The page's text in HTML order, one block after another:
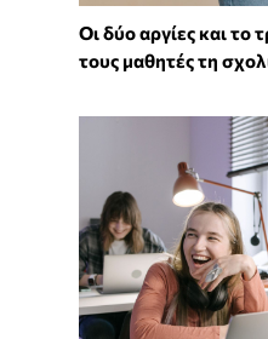
Οι δύο αργίες και το
τους μαθητές τη